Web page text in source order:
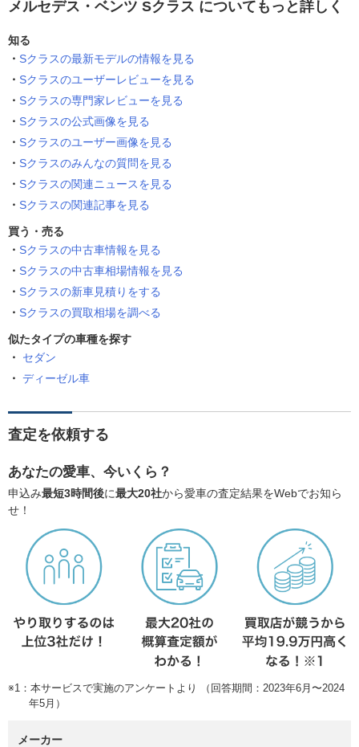
メルセデス・ベンツ Sクラス についてもっと詳しく
知る
Sクラスの最新モデルの情報を見る
Sクラスのユーザーレビューを見る
Sクラスの専門家レビューを見る
Sクラスの公式画像を見る
Sクラスのユーザー画像を見る
Sクラスのみんなの質問を見る
Sクラスの関連ニュースを見る
Sクラスの関連記事を見る
買う・売る
Sクラスの中古車情報を見る
Sクラスの中古車相場情報を見る
Sクラスの新車見積りをする
Sクラスの買取相場を調べる
似たタイプの車種を探す
セダン
ディーゼル車
査定を依頼する
あなたの愛車、今いくら？
申込み最短3時間後に最大20社から愛車の査定結果をWebでお知ら
せ！
※1：本サービスで実施のアンケートより （回答期間：2023年6月〜2024
年5月）
メーカー